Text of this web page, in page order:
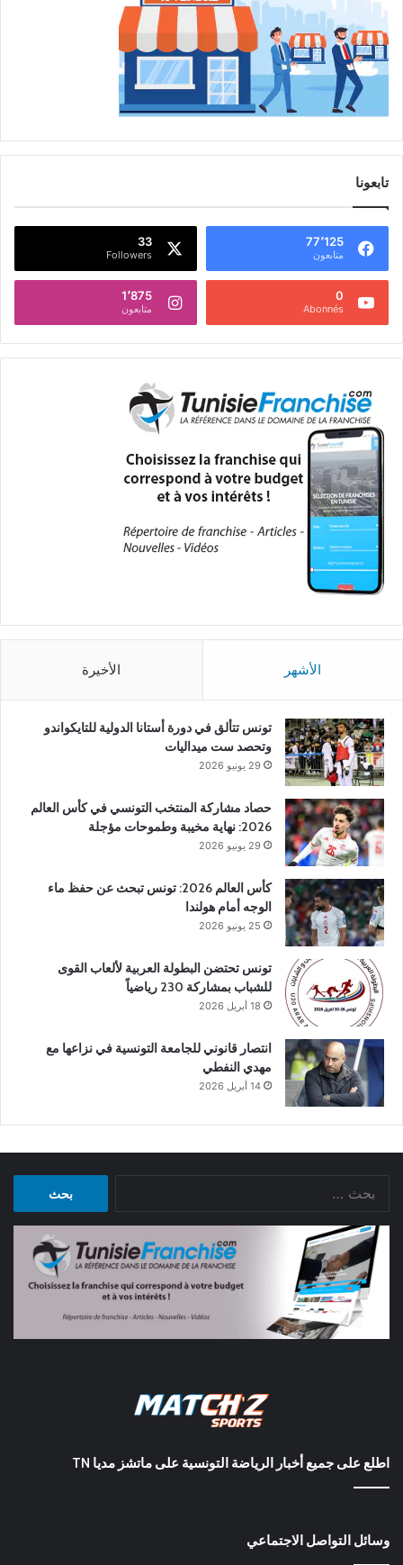
تابعونا
77٬125
متابعون
33
Followers
0
Abonnés
1٬875
متابعون
الأشهر الأخيرة
تونس تتألق في دورة أستانا الدولية للتايكواندو
وتحصد ست ميداليات
29 يونيو 2026
حصاد مشاركة المنتخب التونسي في كأس العالم
2026: نهاية مخيبة وطموحات مؤجلة
29 يونيو 2026
كأس العالم 2026: تونس تبحث عن حفظ ماء
الوجه أمام هولندا
25 يونيو 2026
تونس تحتضن البطولة العربية لألعاب القوى
للشباب بمشاركة 230 رياضياً
18 أبريل 2026
انتصار قانوني للجامعة التونسية في نزاعها مع
مهدي النفطي
14 أبريل 2026
اطلع على جميع أخبار الرياضة التونسية على ماتشز مديا TN
وسائل التواصل الاجتماعي